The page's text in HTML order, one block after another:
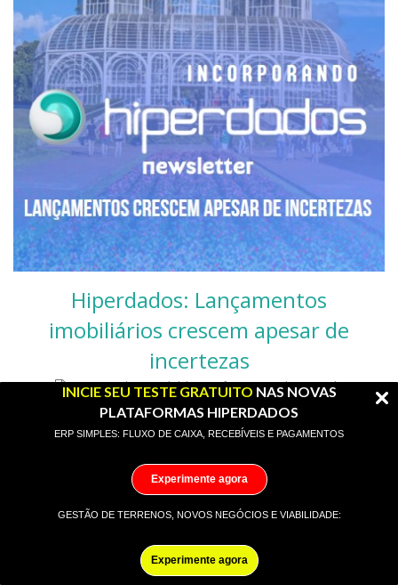
INICIE SEU TESTE GRATUITO NAS NOVAS
PLATAFORMAS HIPERDADOS
ERP SIMPLES: FLUXO DE CAIXA, RECEBÍVEIS E PAGAMENTOS
Experimente agora
GESTÃO DE TERRENOS, NOVOS NEGÓCIOS E VIABILIDADE:
Experimente agora
Hiperdados: Lançamentos
imobiliários crescem apesar de
incertezas
Incorporadora Imobiliária · informações do mercado
Inteligencia de Mercado · inteligencia de mercado para
inteligencia de mercado para incorporação
Apesar de incertezas que ainda pairam no cenário
macroeconômico – como o déficit fiscal de 2024 –,
incorporadoras elevaram, de forma expressiva, seus
lançamentos imobiliários, em outubro, na comparação com o
mesmo mês do ano passado, nas cidades de São Paulo e do
Este site utiliza cookies para melhorar a sua
experiência.política de cookies